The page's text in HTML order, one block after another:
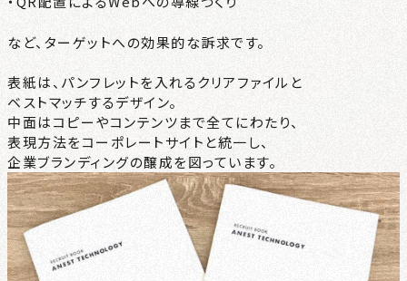
など、ターゲットへの効果的な訴求です。
表紙は、パンフレットを入れるクリアファイルと
ベストマッチするデザイン。
中面はコピーやコンテンツまで全てにわたり、
表現方法をコーポレートサイトと統一し、
企業ブランディングの醸成を図っています。